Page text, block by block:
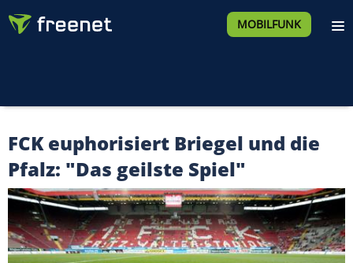
MOBILFUNK
FCK euphorisiert Briegel und die
Pfalz: "Das geilste Spiel"